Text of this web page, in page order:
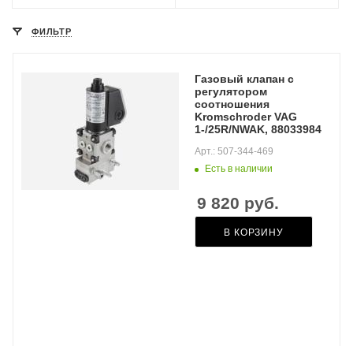
ФИЛЬТР
Газовый клапан с
регулятором
соотношения
Kromschroder VAG
1-/25R/NWAK, 88033984
Есть в наличии
Арт.: 507-344-469
9 820 руб.
В КОРЗИНУ